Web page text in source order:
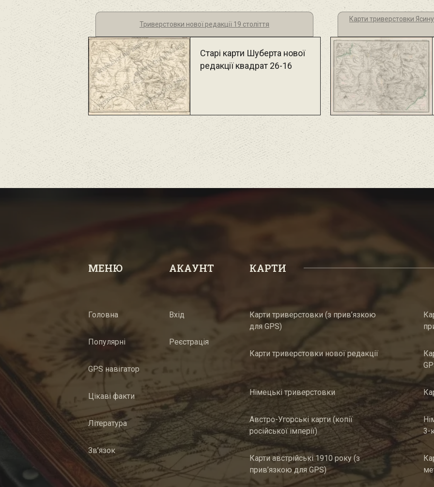
Триверстовки нової редакції 19 століття
Старі карти Шуберта нової
редакції квадрат 26-16
Карти триверстовки
МЕНЮ
Головна
Популярні
GPS навігатор
Цікаві факти
Література
Зв’язок
АКАУНТ
Вхід
Реєстрація
КАРТИ
Карти триверстовки (з прив’язкою
для GPS)
Карти триверстовки нової редакції
Німецькі триверстовки
Австро-Угорські карти (копії
російської імперії)
3-
Карти австрійські 1910 року (з
прив’язкою для GPS)